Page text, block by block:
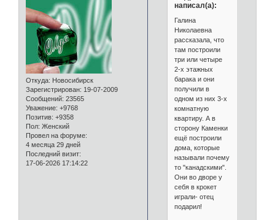
Откуда: Новосибирск
Зарегистрирован: 19-07-2009
Сообщений: 23565
Уважение: +9768
Позитив: +9358
Пол: Женский
Провел на форуме:
4 месяца 29 дней
Последний визит:
17-06-2026 17:14:22
написал(а):
Галина
Николаевна
рассказала, что
там построили
три или четыре
2-х этажных
барака и они
получили в
одном из них 3-х
комнатную
квартиру. А в
сторону Каменки
ещё построили
дома, которые
называли почему
то "канадскими".
Они во дворе у
себя в крокет
играли- отец
подарил!